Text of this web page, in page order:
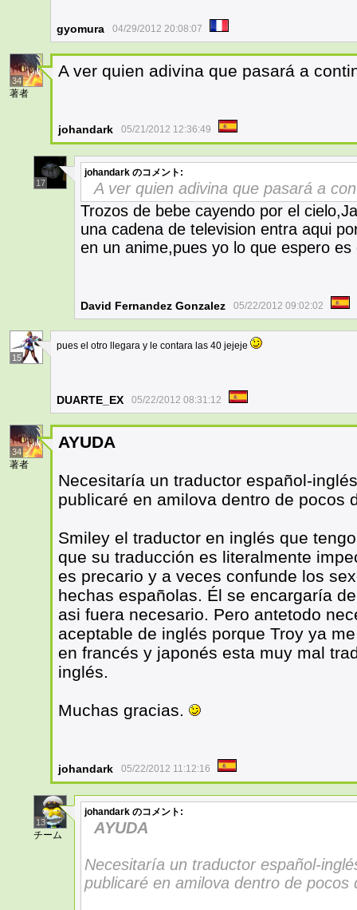
gyomura 04/29/2012 20:08:07
34
著者
A ver quien adivina que pasará a
johandark 05/21/2012 12:36:49
17
johandark のコメント:
A ver quien adivina que pasará a
Trozos de bebe cayendo por el
una cadena de television entra aqui
en un anime,pues yo lo que espero
David Fernandez Gonzalez 05/22/2012 09:02:02
15
pues el otro llegara y le contara las 40 jejeje
DUARTE_EX 05/22/2012 08:31:12
34
著者
AYUDA
Necesitaría un traductor español-
publicaré en amilova dentro de pocos
Smiley el traductor en inglés que
que su traducción es literalmente
es precario y a veces confunde los
hechas españolas. Él se encargaría
asi fuera necesario. Pero antetodo
aceptable de inglés porque Troy ya
en francés y japonés esta muy mal
inglés.
Muchas gracias.
johandark 05/22/2012 11:12:16
13
チーム
johandark のコメント:
AYUDA
Necesitaría un traductor español-
publicaré en amilova dentro de pocos